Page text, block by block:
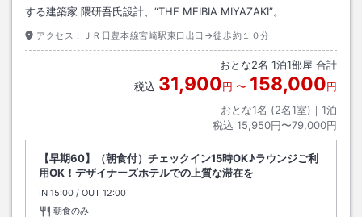
する建築家 隈研吾氏設計、“THE MEIBIA MIYAZAKI”。
アクセス： ＪＲ日豊本線宮崎駅東口出口→徒歩約１０分
おとな2名 1泊1部屋 合計
税込 31,900円 〜 158,000円
おとな1名 (2名1室)｜ 1泊
税込 15,950円〜79,000円
【早期60】（朝食付）チェックイン15時OK♪ラウンジご利
用OK！デザイナーズホテルでの上質な滞在を
IN チェックイン
15:00 / OUT チェックアウト
12:00
朝食のみ